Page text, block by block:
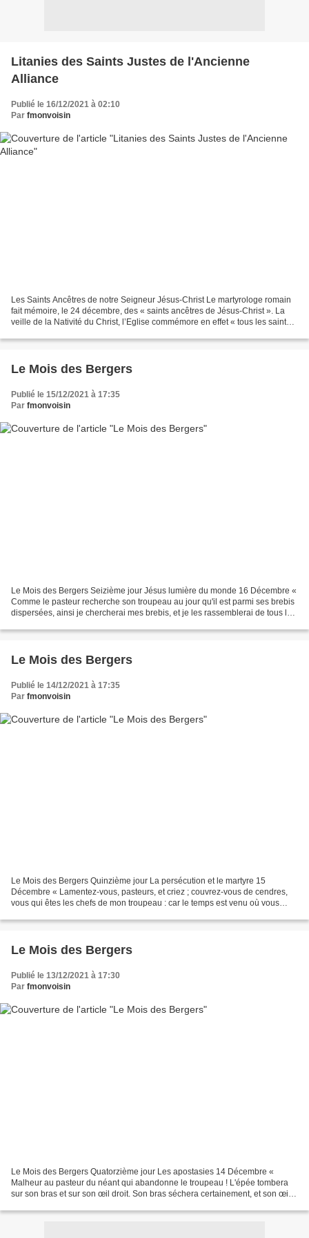
Litanies des Saints Justes de l'Ancienne
Alliance
Publié le 16/12/2021 à 02:10
Par fmonvoisin
Les Saints Ancêtres de notre Seigneur Jésus-Christ Le martyrologe romain
fait mémoire, le 24 décembre, des « saints ancêtres de Jésus-Christ ». La
veille de la Nativité du Christ, l’Eglise commémore en effet « tous les saints
Le Mois des Bergers
Publié le 15/12/2021 à 17:35
Par fmonvoisin
Le Mois des Bergers Seizième jour Jésus lumière du monde 16 Décembre «
Comme le pasteur recherche son troupeau au jour qu'il est parmi ses brebis
dispersées, ainsi je chercherai mes brebis, et je les rassemblerai de tous les
Le Mois des Bergers
Publié le 14/12/2021 à 17:35
Par fmonvoisin
Le Mois des Bergers Quinzième jour La persécution et le martyre 15
Décembre « Lamentez-vous, pasteurs, et criez ; couvrez-vous de cendres,
vous qui êtes les chefs de mon troupeau : car le temps est venu où vous
Le Mois des Bergers
Publié le 13/12/2021 à 17:30
Par fmonvoisin
Le Mois des Bergers Quatorzième jour Les apostasies 14 Décembre «
Malheur au pasteur du néant qui abandonne le troupeau ! L'épée tombera
sur son bras et sur son œil droit. Son bras séchera certainement, et son œil